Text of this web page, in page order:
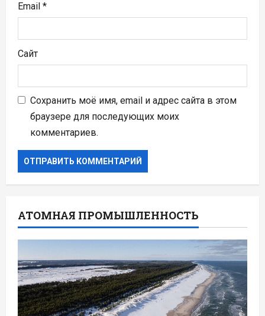
Email *
Сайт
Сохранить моё имя, email и адрес сайта в этом
браузере для последующих моих
комментариев.
АТОМНАЯ ПРОМЫШЛЕННОСТЬ